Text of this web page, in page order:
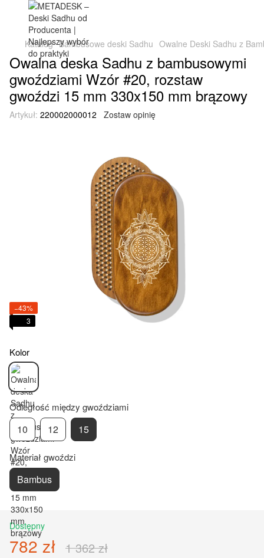
Katalog Bambusowe deski Sadhu Owalne Deski Sadhu z
Owalna deska Sadhu z bambusowymi
gwoździami Wzór #20, rozstaw
gwoździ 15 mm 330x150 mm brązowy
Artykuł: 220002000012 Zostaw opinię
−43%
3
Kolor
Odległość między gwoździami
10 12 15
Materiał gwoździ
Bambus
Dostępny
782 zł 1 362 zł